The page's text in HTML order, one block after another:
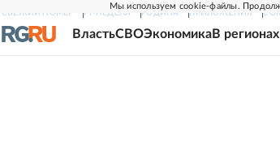
Мы используем cookie-файлы.
СВЕЖИЙ НОМЕР РГ-НЕДЕЛЯ РОДИНА ПРИЛОЖЕНИЯ
ВластьСВОЭкономикаВ регионах